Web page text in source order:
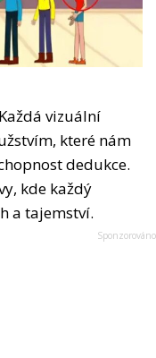
vizuální
které nám
dedukce.
kde každý
a tajemství.